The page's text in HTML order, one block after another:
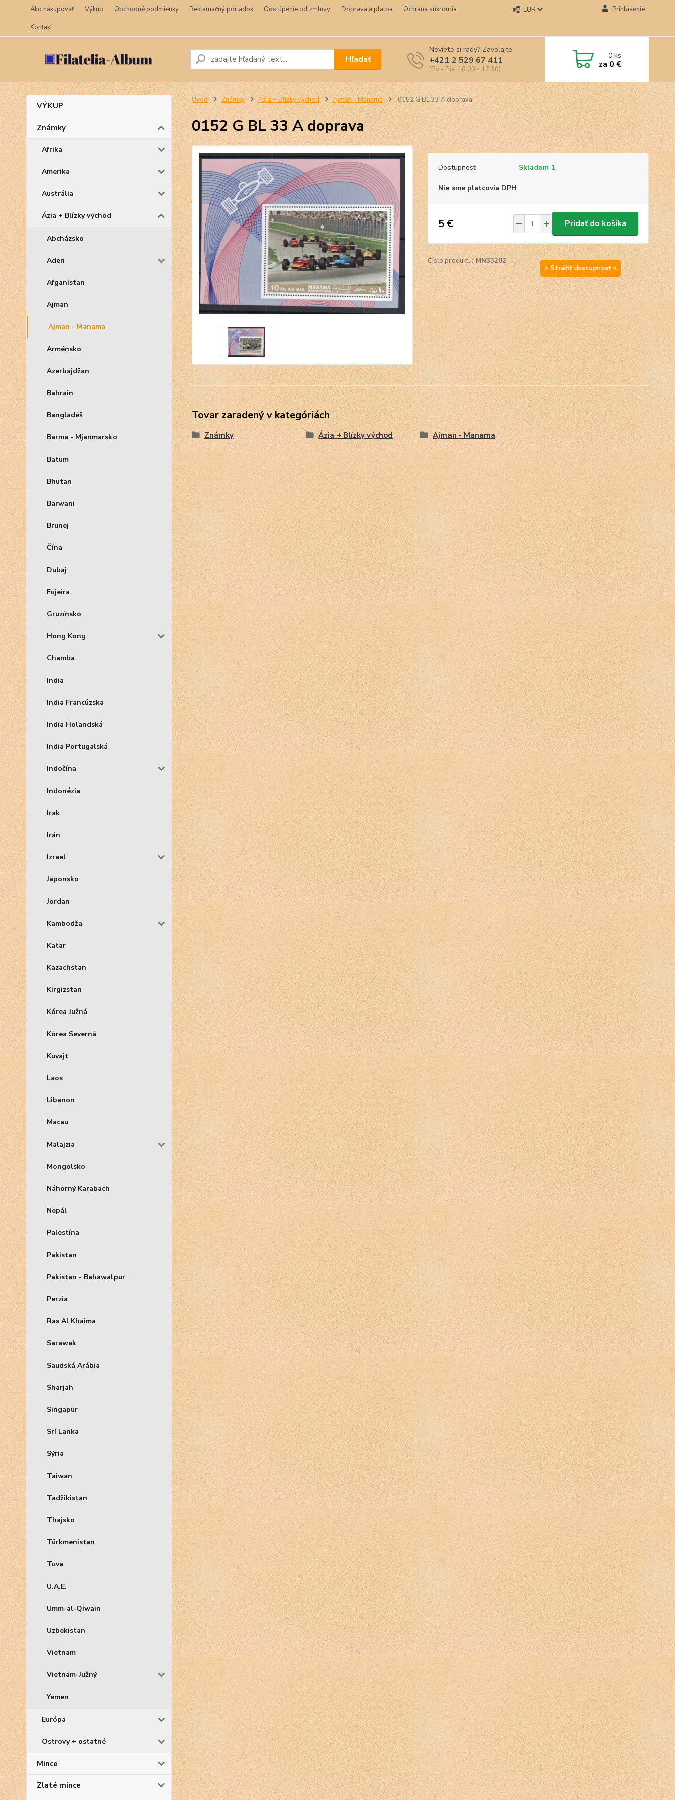
Ako nakupovať Výkup Obchodné podmienky Reklamačný poriadok Odstúpenie od zmluvy Doprava a platba
Ochrana súkromia
Kontakt
EUR Prihlásenie
Hľadať
Neviete si rady? Zavolajte.
+421 2 529 67 411
(Po - Pia: 10:00 - 17:30)
0ks
za 0 €
VÝKUP
Známky
Afrika
Amerika
Austrália
Ázia + Blízky východ
Abcházsko
Aden
Afganistan
Ajman
Ajman - Manama
Arménsko
Azerbajdžan
Bahrain
Bangladéš
Barma - Mjanmarsko
Batum
Bhutan
Barwani
Brunej
Čína
Dubaj
Fujeira
Gruzínsko
Hong Kong
Chamba
India
India Francúzska
India Holandská
India Portugalská
Indočína
Indonézia
Irak
Irán
Izrael
Japonsko
Jordan
Kambodža
Katar
Kazachstan
Kirgizstan
Kórea Južná
Kórea Severná
Kuvajt
Laos
Libanon
Macau
Malajzia
Mongolsko
Náhorný Karabach
Nepál
Palestína
Pakistan
Pakistan - Bahawalpur
Perzia
Ras Al Khaima
Sarawak
Saudská Arábia
Sharjah
Singapur
Srí Lanka
Sýria
Taiwan
Tadžikistan
Thajsko
Türkmenistan
Tuva
U.A.E.
Umm-al-Qiwain
Uzbekistan
Vietnam
Vietnam-Južný
Yemen
Európa
Ostrovy + ostatné
Mince
Zlaté mince
Úvod Známky Ázia + Blízky východ Ajman - Manama 0152 G BL 33 A doprava
0152 G BL 33 A doprava
Dostupnosť Skladom 1
Nie sme platcovia DPH
5 € Pridať do košíka
Číslo produktu: MN33202
> Strážiť dostupnosť <
Tovar zaradený v kategóriách
Známky Ázia + Blízky východ Ajman - Manama